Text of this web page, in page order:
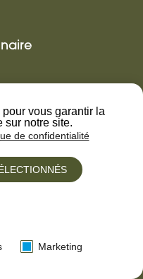
vous garantir la
sur notre site.
de confidentialité
Marketing
AVEC NOTRE
et conditionset la